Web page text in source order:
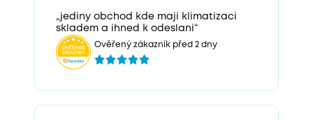
„jediny obchod kde maji klimatizaci
skladem a ihned k odeslani“
Ověřený zákazník před 2 dny